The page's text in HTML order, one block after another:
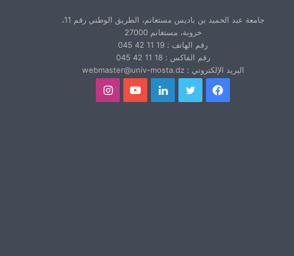
جامعة عبد الحميد بن باديس مستغانم، الطريق الوطني رقم 11،
خروبة، مستغانم 27000
رقم الهاتف : 19 11 42 045
رقم الفاكس : 18 11 42 045
البريد الإلكتروني : webmaster@univ-mosta.dz
فيسبوك تويتر لينكدإنيوتيوبانستقرام